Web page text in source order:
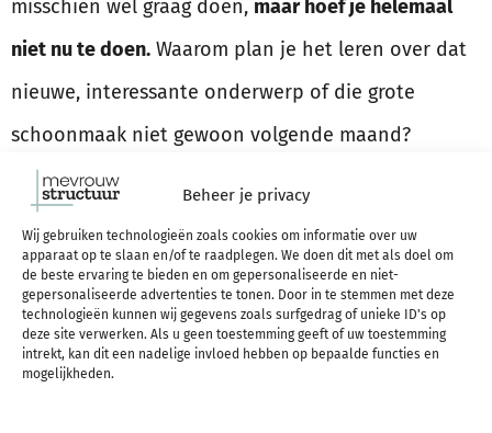
Beheer je privacy
Wij gebruiken technologieën zoals cookies om informatie over uw
apparaat op te slaan en/of te raadplegen. We doen dit met als doel om
de beste ervaring te bieden en om gepersonaliseerde en niet-
gepersonaliseerde advertenties te tonen. Door in te stemmen met deze
technologieën kunnen wij gegevens zoals surfgedrag of unieke ID's op
deze site verwerken. Als u geen toestemming geeft of uw toestemming
intrekt, kan dit een nadelige invloed hebben op bepaalde functies en
mogelijkheden.
misschien wel graag doen, maar hoef je helemaal
niet nu te doen. Waarom plan je het leren over dat
nieuwe, interessante onderwerp of die grote
schoonmaak niet gewoon volgende maand?
In mijnwerkboek haalbare planning
voor stap om te beginnen met een jaarplanning,
maandplanning, weekplanning en dagplanning.